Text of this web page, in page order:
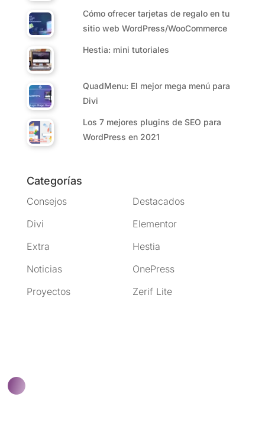
Cómo ofrecer tarjetas de regalo en tu
sitio web WordPress/WooCommerce
Hestia: mini tutoriales
QuadMenu: El mejor mega menú para
Divi
Los 7 mejores plugins de SEO para
WordPress en 2021
Categorías
Consejos
Destacados
Divi
Elementor
Extra
Hestia
Noticias
OnePress
Proyectos
Zerif Lite